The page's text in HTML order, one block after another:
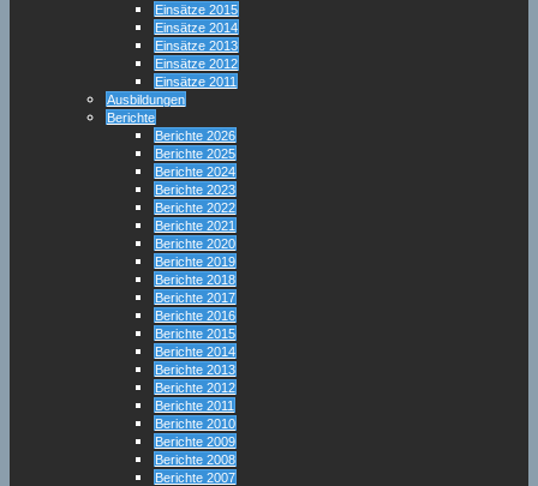
Einsätze 2015
Einsätze 2014
Einsätze 2013
Einsätze 2012
Einsätze 2011
Ausbildungen
Berichte
Berichte 2026
Berichte 2025
Berichte 2024
Berichte 2023
Berichte 2022
Berichte 2021
Berichte 2020
Berichte 2019
Berichte 2018
Berichte 2017
Berichte 2016
Berichte 2015
Berichte 2014
Berichte 2013
Berichte 2012
Berichte 2011
Berichte 2010
Berichte 2009
Berichte 2008
Berichte 2007